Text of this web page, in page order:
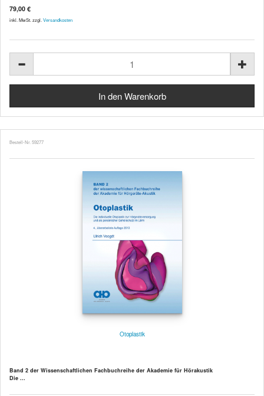
79,00 €
inkl. MwSt. zzgl. Versandkosten
Bestell-Nr. 59277
Otoplastik
Band 2 der Wissenschaftlichen Fachbuchreihe der Akademie für Hörakustik
Die ...